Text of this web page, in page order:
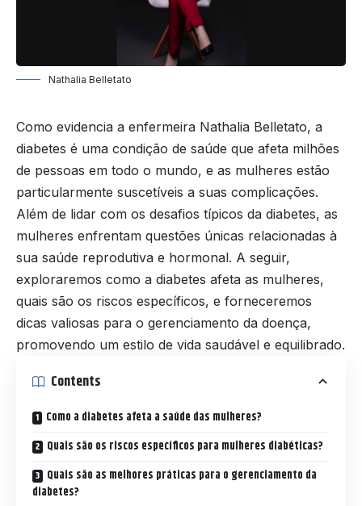
Nathalia Belletato
Como evidencia a enfermeira Nathalia Belletato, a
diabetes é uma condição de saúde que afeta milhões
de pessoas em todo o mundo, e as mulheres estão
particularmente suscetíveis a suas complicações.
Além de lidar com os desafios típicos da diabetes, as
mulheres enfrentam questões únicas relacionadas à
sua saúde reprodutiva e hormonal. A seguir,
exploraremos como a diabetes afeta as mulheres,
quais são os riscos específicos, e forneceremos
dicas valiosas para o gerenciamento da doença,
promovendo um estilo de vida saudável e equilibrado.
Contents
Como a diabetes afeta a saúde das mulheres?
Quais são os riscos específicos para mulheres diabéticas?
Quais são as melhores práticas para o gerenciamento da
diabetes?